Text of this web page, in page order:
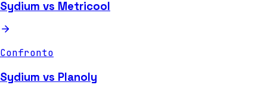
Sydium vs Metricool
Confronto
Sydium vs Planoly